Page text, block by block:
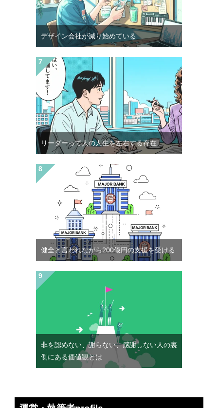
デザイン会社が減り始めている
リーダーって人の人生を左右する存在
健全と言われながら200億円の支援を受ける
非を認めない、謝らない、感謝しない人の裏
側にある価値観とは